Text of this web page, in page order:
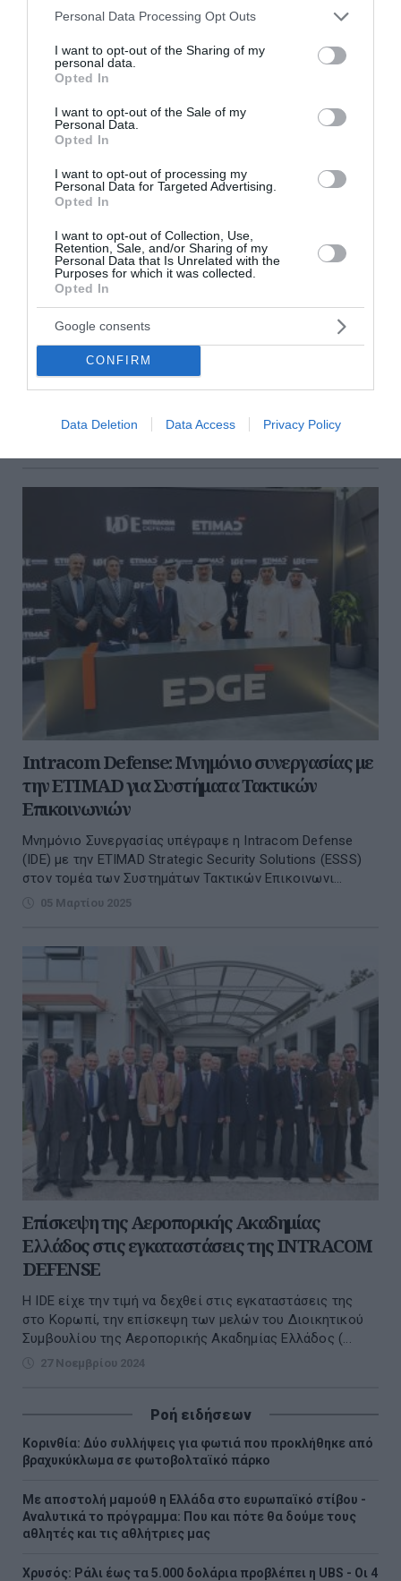
Please note that this website/app uses one or more Google
not limited to your visit or usage behaviour. You may click to
grant or deny consent to Google and its third-party tags to
use your data for below specified purposes in below Google
consent section.
Personal Data Processing Opt Outs
I want to opt-out of the Sharing of my
personal data.
Opted In
I want to opt-out of the Sale of my
Personal Data.
Opted In
I want to opt-out of processing my
Personal Data for Targeted Advertising.
Opted In
I want to opt-out of Collection, Use,
Retention, Sale, and/or Sharing of my
Personal Data that Is Unrelated with the
Purposes for which it was collected.
Opted In
Google consents
CONFIRM
Data Deletion Data Access Privacy Policy
H INTRACOM DEFENSE στην Διεθνή Έκθεση
DSEI 2025
Σημαντική η παρουσία της INTRACOM DEFENSE (IDE) στη
διεθνή έκθεση για την Άμυνα &amp; Ασφάλεια "DSEI
22 Σεπτεμβρίου 2025
Intracom Defense: Μνημόνιο συνεργασίας με
την ETIMAD για Συστήματα Τακτικών
Επικοινωνιών
Μνημόνιο Συνεργασίας υπέγραψε η Intracom Defense
(IDE) με την ETIMAD Strategic Security Solutions (ESSS)
στον τομέα των Συστημάτων Τακτικών Επικοινωνι...
05 Μαρτίου 2025
Επίσκεψη της Αεροπορικής Ακαδημίας
Ελλάδος στις εγκαταστάσεις της INTRACOM
DEFENSE
Η IDE είχε την τιμή να δεχθεί στις εγκαταστάσεις της
στο Κορωπί, την επίσκεψη των μελών του Διοικητικού
Συμβουλίου της Αεροπορικής Ακαδημίας Ελλάδος (...
27 Νοεμβρίου 2024
Ροή ειδήσεων
Κορινθία: Δύο συλλήψεις για φωτιά που προκλήθηκε από
βραχυκύκλωμα σε φωτοβολταϊκό πάρκο
Με αποστολή μαμούθ η Ελλάδα στο ευρωπαϊκό στίβου -
Αναλυτικά το πρόγραμμα: Που και πότε θα δούμε τους
αθλητές και τις αθλήτριες μας
Χρυσός: Ράλι έως τα 5.000 δολάρια προβλέπει η UBS - Οι 4